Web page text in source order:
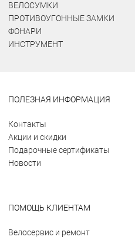
ВЕЛОСУМКИ
ПРОТИВОУГОННЫЕ ЗАМКИ
ФОНАРИ
ИНСТРУМЕНТ
ПОЛЕЗНАЯ ИНФОРМАЦИЯ
Контакты
Акции и скидки
Подарочные сертификаты
Новости
ПОМОЩЬ КЛИЕНТАМ
Велосервис и ремонт